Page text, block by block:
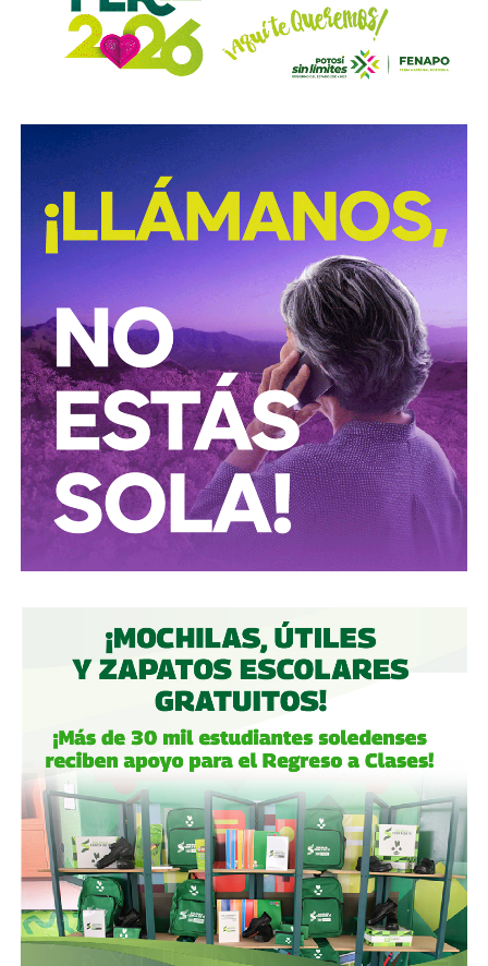
El otro bloque,Conoinsa/Empresas ICA
(50.999% del
consorcio, la porción mayor), no es de Slim (o no del todo).
reportaje de investigación para la revistaProceso(15 de
marzo de 2025), con actas de asamblea y registros
públicos, el conglomerado ICA lo controla desde el
rescate financiero de 2016-2018 el financiero
regiomontano David Martínez Guzmán , vía vehículos
de Luxemburgo ligados a su fondo
Fintech Advisory , en
sociedad con
Bernardo Gómez yAlfonso de Angoitia
los dos copresidentes de Grupo Televisa.
La estructura accionaria de ICA Tenedora se ha modificado
con el tiempo: tras la venta a la francesa Vinci, en
diciembre de 2022, de la participación conjunta en Grupo
Aeroportuario Centro Norte (OMA), quedó en30% para
Martínez y 23.95% para cada uno de los dos
ejecutivos de Televisay un 1.2% de Control Empresarial
de Capitales, filial de Grupo Carso de Carlos Slim, es decir,
el propio Slim también tiene una participación minoritaria,